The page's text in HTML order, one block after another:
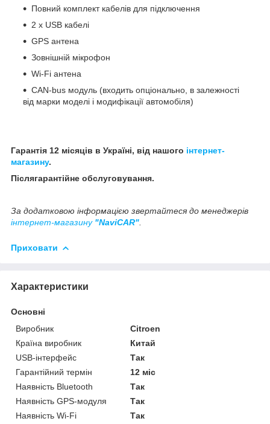
Повний комплект кабелів для підключення
2 x USB кабелі
GPS антена
Зовнішній мікрофон
Wi-Fi антена
CAN-bus модуль (входить опціонально, в залежності
від марки моделі і модифікації автомобіля)
Гарантія 12 місяців в Україні, від нашого інтернет-
магазину.
Післягарантійне обслуговування.
За додатковою інформацією звертайтеся до менеджерів
інтернет-магазину "NaviCAR"
Приховати
Характеристики
Основні
Виробник
Citroen
Країна виробник
Китай
USB-інтерфейс
Так
Гарантійний термін
12 міс
Наявність Bluetooth
Так
Наявність GPS-модуля
Так
Наявність Wi-Fi
Так